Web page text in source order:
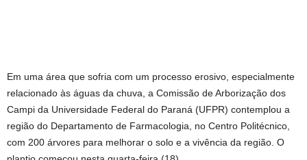
Em uma área que sofria com um processo erosivo, especialmente
relacionado às águas da chuva, a Comissão de Arborização dos
Campi da Universidade Federal do Paraná (UFPR) contemplou a
região do Departamento de Farmacologia, no Centro Politécnico,
com 200 árvores para melhorar o solo e a vivência da região. O